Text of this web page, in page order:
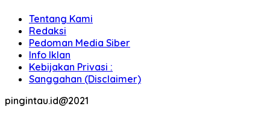
Tentang Kami
Redaksi
Pedoman Media Siber
Info Iklan
Kebijakan Privasi :
Sanggahan (Disclaimer)
pingintau.id@2021